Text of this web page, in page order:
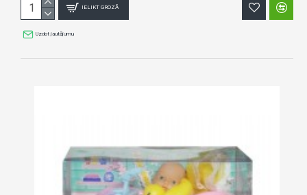
IELIKT GROZĀ
Uzdot jautājumu